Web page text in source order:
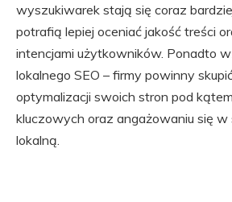
wyszukiwarek stają się coraz
potrafią lepiej oceniać jakość treści
intencjami użytkowników. Ponadto
lokalnego SEO – firmy powinny
optymalizacji swoich stron pod
kluczowych oraz angażowaniu się w
lokalną.